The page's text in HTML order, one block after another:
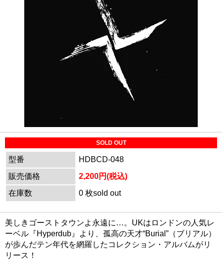
SOLD OUT
型番
HDBCD-048
販売価格
2,200円(税込)
在庫数
0 枚sold out
美しきゴーストタウンよ永遠に…。UKはロンドンの人気レ
ーベル『Hyperdub』より、孤高の天才“Burial”（ブリアル）
が歩んだテン年代を網羅したコレクション・アルバムがリ
リース！